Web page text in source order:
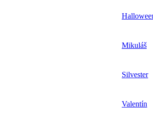
Mikuláš
Silvester
Valentín